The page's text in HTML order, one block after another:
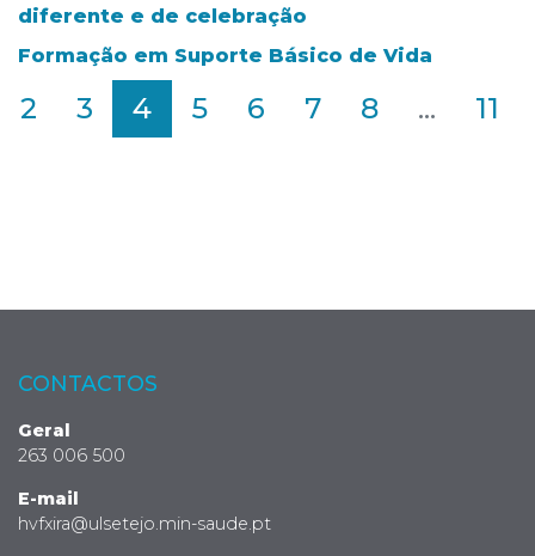
diferente e de celebração
Formação em Suporte Básico de Vida
2 3 4 5 6 7 8 ... 11
CONTACTOS
Geral
263 006 500
E-mail
hvfxira@ulsetejo.min-saude.pt